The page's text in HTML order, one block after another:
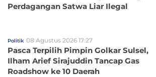
Perdagangan Satwa Liar Ilegal
Politik 08 Agustus 2026 17:27
Pasca Terpilih Pimpin Golkar Sulsel,
Ilham Arief Sirajuddin Tancap Gas
Roadshow ke 10 Daerah